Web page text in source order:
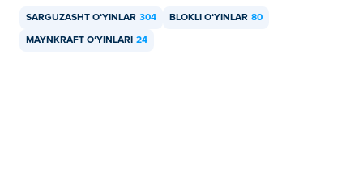
SARGUZASHT OʻYINLAR 304 BLOKLI OʻYINLAR 80
MAYNKRAFT OʻYINLARI 24